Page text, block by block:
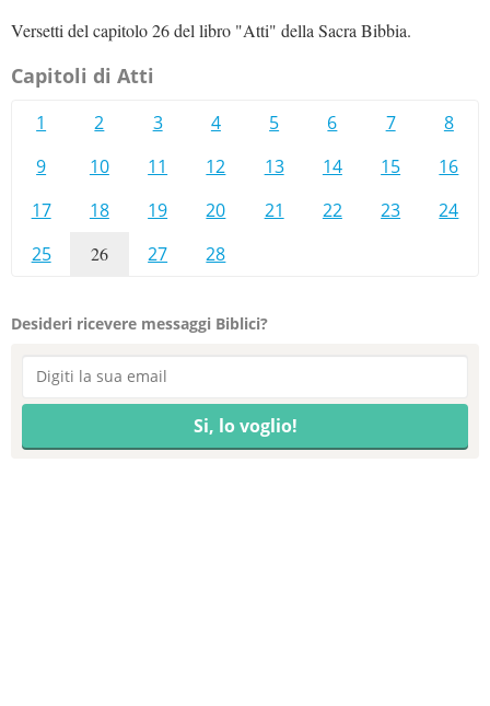
Versetti del capitolo 26 del libro "Atti" della Sacra Bibbia.
Capitoli di Atti
1 2 3 4 5 6 7
8
9
10 11 12 13 14 15
16
17
18 19 20 21 22 23
24
25
26 27 28
Desideri ricevere messaggi Biblici?